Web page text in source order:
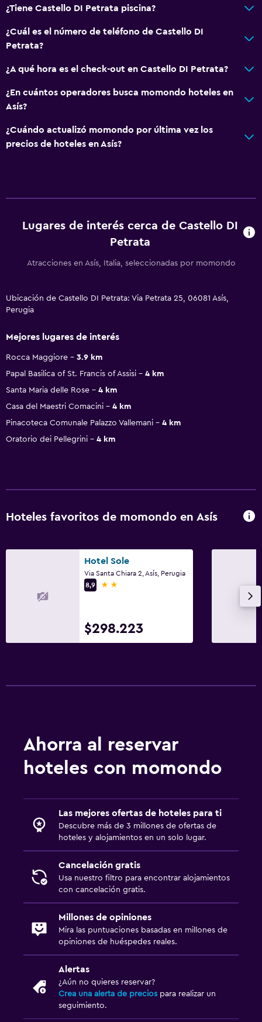
¿Tiene Castello DI Petrata piscina?
¿Cuál es el número de teléfono de Castello DI
Petrata?
¿A qué hora es el check-out en Castello DI Petrata?
¿En cuántos operadores busca momondo hoteles en
Asís?
¿Cuándo actualizó momondo por última vez los
precios de hoteles en Asís?
Lugares de interés cerca de Castello DI
Petrata
Atracciones en Asís, Italia, seleccionadas por momondo
Ubicación de Castello DI Petrata: Via Petrata 25, 06081 Asís,
Perugia
Mejores lugares de interés
Rocca Maggiore
3.9 km
Papal Basilica of St. Francis of Assisi
4 km
Santa Maria delle Rose
4 km
Casa del Maestri Comacini
4 km
Pinacoteca Comunale Palazzo Vallemani
4 km
Oratorio dei Pellegrini
4 km
Hoteles favoritos de momondo en Asís
Hotel Sole
Via Santa Chiara 2, Asís, Perugia
8,9
2 estrellas
$298.223
Ahorra al reservar
hoteles con momondo
Las mejores ofertas de hoteles para ti
Descubre más de 3 millones de ofertas de
hoteles y alojamientos en un solo lugar.
Cancelación gratis
Usa nuestro filtro para encontrar alojamientos
con cancelación gratis.
Millones de opiniones
Mira las puntuaciones basadas en millones de
opiniones de huéspedes reales.
Alertas
¿Aún no quieres reservar?
Crea una alerta de precios para realizar un
seguimiento.